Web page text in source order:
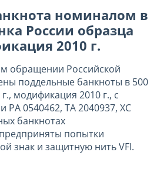
номиналом в
России образца
2010 г.
обращении Российской
поддельные банкноты в 500
модификация 2010 г., с
0540462, ТА 2040937, ХС
банкнотах
попытки
знак и защитную нить VFI.